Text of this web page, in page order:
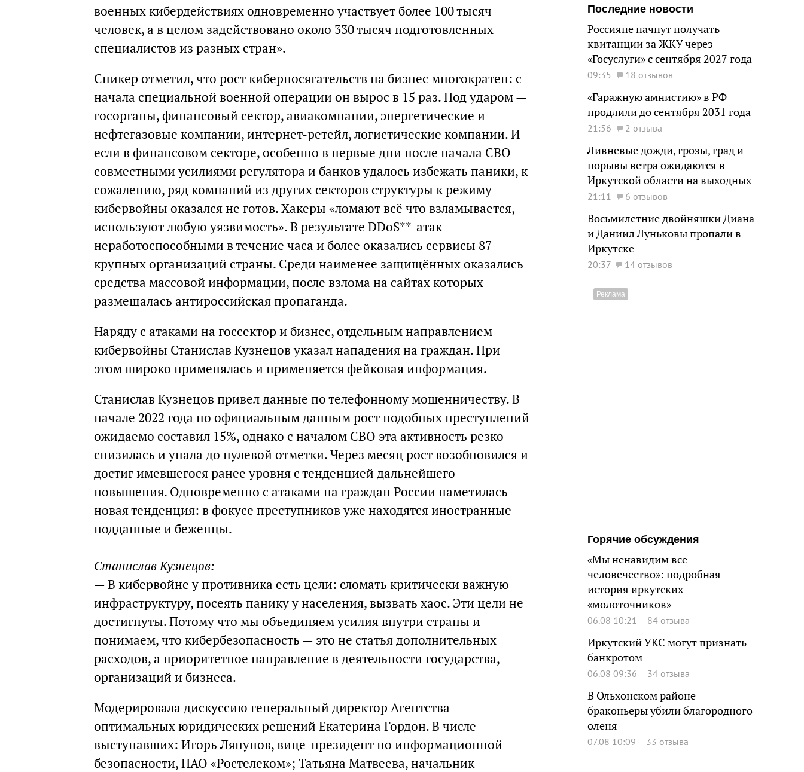
военных кибердействиях одновременно участвует более 100 тысяч
человек, а в целом задействовано около 330 тысяч подготовленных
специалистов из разных стран».
Спикер отметил, что рост киберпосягательств на бизнес многократен: с
начала специальной военной операции он вырос в 15 раз. Под ударом —
госорганы, финансовый сектор, авиакомпании, энергетические и
нефтегазовые компании, интернет-ретейл, логистические компании. И
если в финансовом секторе, особенно в первые дни после начала СВО
совместными усилиями регулятора и банков удалось избежать паники, к
сожалению, ряд компаний из других секторов структуры к режиму
кибервойны оказался не готов. Хакеры «ломают всё что взламывается,
используют любую уязвимость». В результате DDoS**-атак
неработоспособными в течение часа и более оказались сервисы 87
крупных организаций страны. Среди наименее защищённых оказались
средства массовой информации, после взлома на сайтах которых
размещалась антироссийская пропаганда.
Наряду с атаками на госсектор и бизнес, отдельным направлением
кибервойны Станислав Кузнецов указал нападения на граждан. При
этом широко применялась и применяется фейковая информация.
Станислав Кузнецов привел данные по телефонному мошенничеству. В
начале 2022 года по официальным данным рост подобных преступлений
ожидаемо составил 15%, однако с началом СВО эта активность резко
снизилась и упала до нулевой отметки. Через месяц рост возобновился и
достиг имевшегося ранее уровня с тенденцией дальнейшего
повышения. Одновременно с атаками на граждан России наметилась
новая тенденция: в фокусе преступников уже находятся иностранные
подданные и беженцы.
Станислав Кузнецов:
— В кибервойне у противника есть цели: сломать критически важную
инфраструктуру, посеять панику у населения, вызвать хаос. Эти цели не
достигнуты. Потому что мы объединяем усилия внутри страны и
понимаем, что кибербезопасность — это не статья дополнительных
расходов, а приоритетное направление в деятельности государства,
организаций и бизнеса.
Модерировала дискуссию генеральный директор Агентства
оптимальных юридических решений Екатерина Гордон. В числе
выступавших: Игорь Ляпунов, вице-президент по информационной
безопасности, ПАО «Ростелеком»; Татьяна Матвеева, начальник
Последние новости
Россияне начнут получать
квитанции за ЖКУ через
«Госуслуги» с сентября 2027 года
09:35 18 отзывов
«Гаражную амнистию» в РФ
продлили до сентября 2031 года
21:56 2 отзыва
Ливневые дожди, грозы, град и
порывы ветра ожидаются в
Иркутской области на выходных
21:11 6 отзывов
Восьмилетние двойняшки Диана
и Даниил Луньковы пропали в
Иркутске
20:37 14 отзывов
Горячие обсуждения
«Мы ненавидим все
человечество»: подробная
история иркутских
«молоточников»
06.08 10:21 84 отзыва
Иркутский УКС могут признать
банкротом
06.08 09:36 34 отзыва
В Ольхонском районе
браконьеры убили благородного
оленя
07.08 10:09 33 отзыва